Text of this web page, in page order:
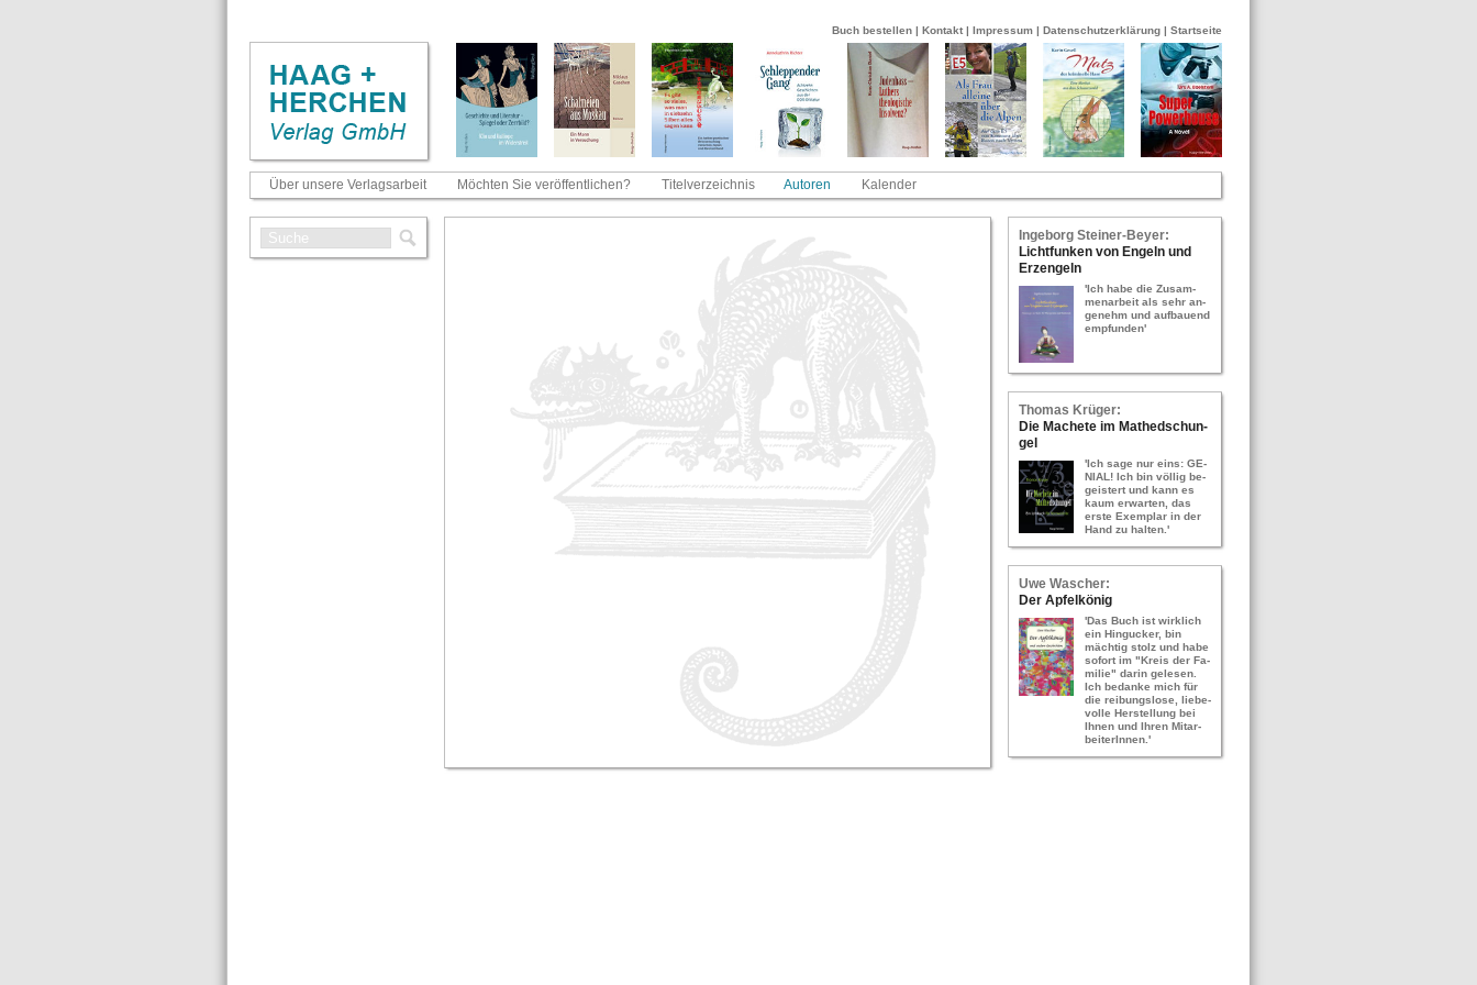
Buch bestellen | Kontakt | Impressum | Datenschutzerklärung | Startseite
Über unsere Verlagsarbeit Möchten Sie veröffentlichen? Titelverzeichnis Autoren Kalender
In­ge­borg Stei­ner-​Bey­er:
Licht­fun­ken von En­geln und
Erz­en­geln
'Ich habe die Zu­sam­
men­ar­beit als sehr an­
ge­nehm und auf­bau­end
emp­fun­den'
Tho­mas Krü­ger:
Die Ma­che­te im Ma­thed­schun­
gel
'Ich sage nur eins: GE­
NI­AL! Ich bin völ­lig be­
geis­tert und kann es
kaum er­war­ten, das
erste Ex­em­plar in der
Hand zu hal­ten.'
Uwe Wa­scher:
Der Ap­fel­kö­nig
'Das Buch ist wirk­lich
ein Hin­gu­cker, bin
mäch­tig stolz und habe
so­fort im "Kreis der Fa­
mi­lie" darin ge­le­sen.
Ich be­dan­ke mich für
die rei­bungs­lo­se, lie­be­
vol­le Her­stel­lung bei
Ihnen und Ihren Mit­ar­
bei­te­rIn­nen.'